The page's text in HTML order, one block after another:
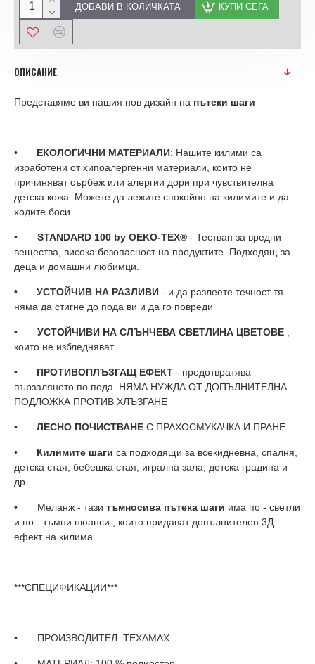
ДОБАВИ В КОЛИЧКАТА КУПИ СЕГА
ОПИСАНИЕ
Представяме ви нашия нов дизайн на пътеки шаги
• ЕКОЛОГИЧНИ МАТЕРИАЛИ: Нашите килими са
изработени от хипоалергенни материали, които не
причиняват сърбеж или алергии дори при чувствителна
детска кожа. Можете да лежите спокойно на килимите и да
ходите боси.
• STANDARD 100 by OEKO-TEX® - Тестван за вредни
вещества, висока безопасност на продуктите. Подходящ за
деца и домашни любимци.
• УСТОЙЧИВ НА РАЗЛИВИ - и да разлеете течност тя
няма да стигне до пода ви и да го повреди
• УСТОЙЧИВИ НА СЛЪНЧЕВА СВЕТЛИНА ЦВЕТОВЕ
които не избледняват
• ПРОТИВОПЛЪЗГАЩ ЕФЕКТ - предотвратява
пързалянето по пода. НЯМА НУЖДА ОТ ДОПЪЛНИТЕЛНА
ПОДЛОЖКА ПРОТИВ ХЛЪЗГАНЕ
• ЛЕСНО ПОЧИСТВАНЕ С ПРАХОСМУКАЧКА И ПРАНЕ
• Килимите шаги са подходящи за всекидневна, спалня,
детска стая, бебешка стая, игрална зала, детска градина и
др.
• Меланж - тази тъмносива пътека шаги има по - светли
и по - тъмни нюанси , които придават допълнителен 3Д
ефект на килима
***СПЕЦИФИКАЦИИ***
• ПРОИЗВОДИТЕЛ: TEXAMAX